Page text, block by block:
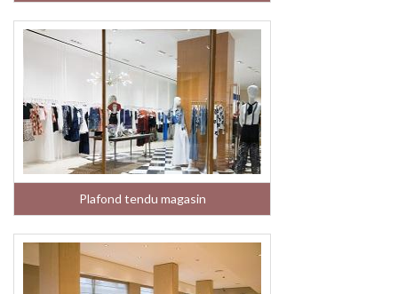
Plafond tendu magasin